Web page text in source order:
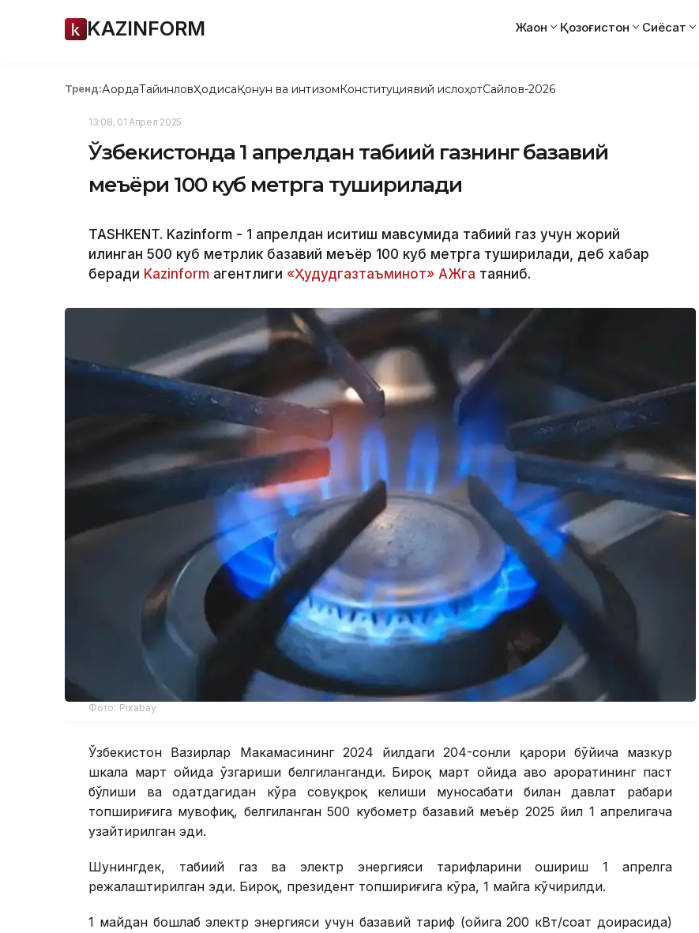
KAZINFORM Жаҳон Қозоғистон Сиёсат
Тренд:АқордаТайинловҲодисаҚонун ва интизомКонституциявий ислоҳотСайлов-2026
13:08, 01 Апрел 2025
Ўзбекистонда 1 апрелдан табиий газнинг базавий
меъёри 100 куб метрга туширилади
TASHKENT. Kazinform - 1 апрелдан иситиш мавсумида табиий газ учун жорий
қилинган 500 куб метрлик базавий меъёр 100 куб метрга туширилади, деб хабар
беради Kazinform агентлиги «Ҳудудгазтаъминот» АЖга таяниб.
Фото: Pixabay
Ўзбекистон Вазирлар Маҳкамасининг 2024 йилдаги 204-сонли қарори бўйича мазкур
шкала март ойида ўзгариши белгиланганди. Бироқ март ойида ҳаво ҳароратининг паст
бўлиши ва одатдагидан кўра совуқроқ келиши муносабати билан давлат раҳбари
топшириғига мувофиқ, белгиланган 500 кубометр базавий меъёр 2025 йил 1 апрелигача
узайтирилган эди.
Шунингдек, табиий газ ва электр энергияси тарифларини ошириш 1 апрелга
режалаштирилган эди. Бироқ, президент топшириғига кўра, 1 майга кўчирилди.
1 майдан бошлаб электр энергияси учун базавий тариф (ойига 200 кВт/соат доирасида)